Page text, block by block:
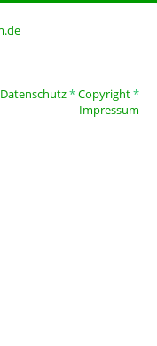
Datenschutz*Copyright*
Impressum